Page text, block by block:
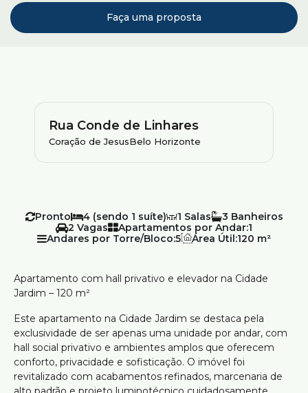
Rua Conde de Linhares
Coração de JesusBelo Horizonte
Pronto 4 (sendo 1 suíte) 1
3
2
Apartamentos por Andar:1
Andares por Torre/Bloco:5 Área Útil:120 m²
Apartamento com hall privativo e elevador na Cidade
Jardim – 120 m²
Este apartamento na Cidade Jardim se destaca pela
exclusividade de ser apenas uma unidade por andar, com
hall social privativo e ambientes amplos que oferecem
conforto, privacidade e sofisticação. O imóvel foi
revitalizado com acabamentos refinados, marcenaria de